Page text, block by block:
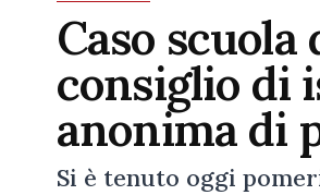
Caso
consiglio di
anonima di
Si è tenuto oggi